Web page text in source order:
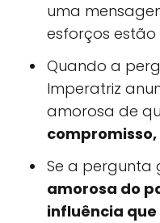
uma
esforços
Quando a
Imperatriz
amorosa de
Se a pergunta
amorosa do
influência